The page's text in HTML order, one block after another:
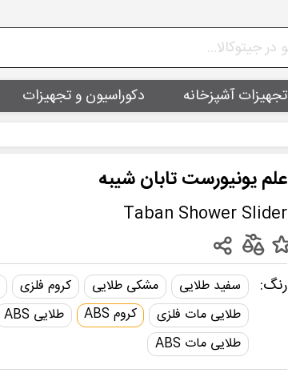
تجهیزات آشپزخانه دکوراسیون و تجهیزات
علم یونیورست تابان شیبه
Taban Shower Slider
رنگ: سفید طلایی مشکی طلایی کروم فلزی
طلایی مات فلزی
کروم ABS
طلایی ABS
طلایی مات ABS